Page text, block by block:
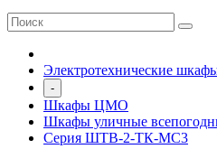
Электротехнические
-
Шкафы ЦМО
Шкафы уличные
Серия ШТВ-2-ТК-МС3